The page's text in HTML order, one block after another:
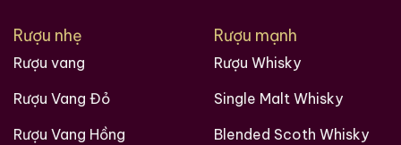
Rượu nhẹ
Rượu vang
Rượu Vang Đỏ
Rượu Vang Hồng
Rượu mạnh
Rượu Whisky
Single Malt Whisky
Blended Scoth Whisky